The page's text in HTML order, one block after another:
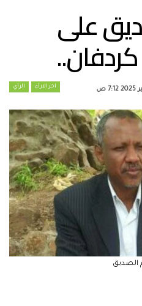
على
اخر الارأء الرأي
الصديق